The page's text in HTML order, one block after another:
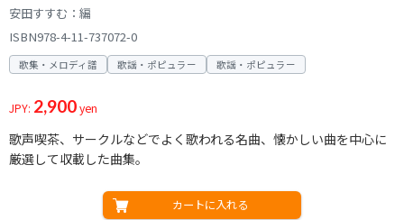
安田すすむ：編
ISBN978-4-11-737072-0
歌集・メロディ譜 歌謡・ポピュラー 歌謡・ポピュラー
JPY: 2,900yen
歌声喫茶、サークルなどでよく歌われる名曲、懐かしい曲を中心に
厳選して収載した曲集。
カートに入れる